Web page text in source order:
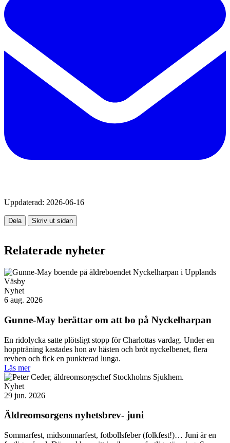
Uppdaterad: 2026-06-16
Dela Skriv ut sidan
Relaterade nyheter
Nyhet
6 aug. 2026
Gunne-May berättar om att bo på Nyckelharpan
En ridolycka satte plötsligt stopp för Charlottas vardag. Under en
hoppträning kastades hon av hästen och bröt nyckelbenet, flera
revben och fick en punkterad lunga.
Läs mer
Nyhet
29 jun. 2026
Äldreomsorgens nyhetsbrev- juni
Sommarfest, midsommarfest, fotbollsfeber (folkfest!)… Juni är en